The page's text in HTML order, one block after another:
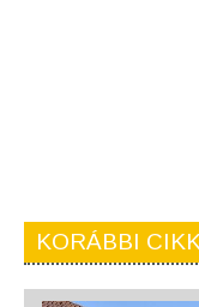
KORÁBBI